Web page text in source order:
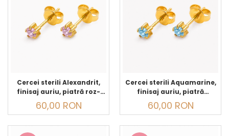
Cercei sterili Alexandrit,
finisaj auriu, piatră roz-
violet, pentru găurirea
urechilor și purtare zilnică
60,00 RON
Cercei sterili Aquamarine,
finisaj auriu, piatră
albastru deschis, pentru
găurirea urechilor și
60,00 RON